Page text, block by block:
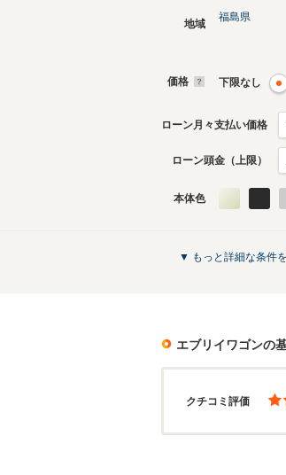
エブリイワゴン
地域
福島県
価格 下限なし
ローン月々支払い価格
ローン頭金（上限）
本体色
▼ もっと詳細な条件
エブリイワゴンの
クチコミ評価